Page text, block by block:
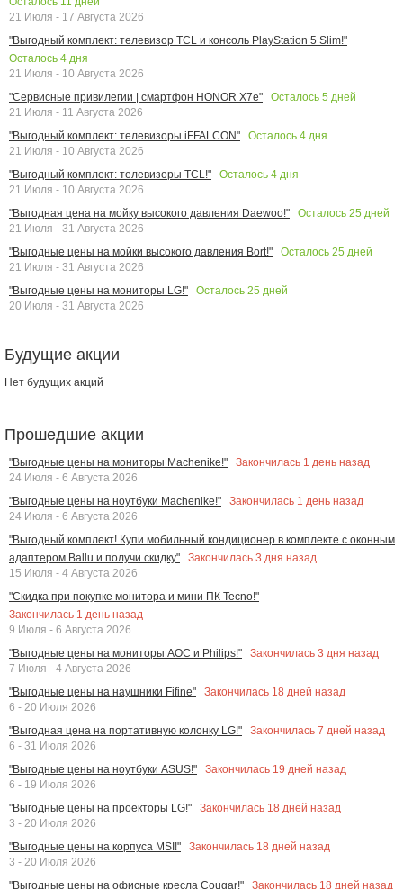
21 Июля - 17 Августа 2026
"Выгодный комплект: телевизор TCL и консоль PlayStation 5 Slim!"
Осталось 4 дня
21 Июля - 10 Августа 2026
"Сервисные привилегии | смартфон HONOR X7e"
Осталось 5 дней
21 Июля - 11 Августа 2026
"Выгодный комплект: телевизоры iFFALCON"
Осталось 4 дня
21 Июля - 10 Августа 2026
"Выгодный комплект: телевизоры TCL!"
Осталось 4 дня
21 Июля - 10 Августа 2026
"Выгодная цена на мойку высокого давления Daewoo!"
Осталось 25 дней
21 Июля - 31 Августа 2026
"Выгодные цены на мойки высокого давления Bort!"
Осталось 25 дней
21 Июля - 31 Августа 2026
"Выгодные цены на мониторы LG!"
Осталось 25 дней
20 Июля - 31 Августа 2026
Будущие акции
Нет будущих акций
Прошедшие акции
"Выгодные цены на мониторы Machenike!" Закончилась 1 день назад
24 Июля - 6 Августа 2026
"Выгодные цены на ноутбуки Machenike!"
Закончилась 1 день назад
24 Июля - 6 Августа 2026
"Выгодный комплект! Купи мобильный кондиционер в комплекте с оконным
адаптером Ballu и получи скидку"
Закончилась 3 дня назад
15 Июля - 4 Августа 2026
"Скидка при покупке монитора и мини ПК Tecno!"
Закончилась 1 день назад
9 Июля - 6 Августа 2026
"Выгодные цены на мониторы AOC и Philips!"
Закончилась 3 дня назад
7 Июля - 4 Августа 2026
"Выгодные цены на наушники Fifine"
Закончилась 18 дней назад
6 - 20 Июля 2026
"Выгодная цена на портативную колонку LG!"
Закончилась 7 дней назад
6 - 31 Июля 2026
"Выгодные цены на ноутбуки ASUS!"
Закончилась 19 дней назад
6 - 19 Июля 2026
"Выгодные цены на проекторы LG!"
Закончилась 18 дней назад
3 - 20 Июля 2026
"Выгодные цены на корпуса MSI!"
Закончилась 18 дней назад
3 - 20 Июля 2026
"Выгодные цены на офисные кресла Cougar!"
Закончилась 18 дней назад